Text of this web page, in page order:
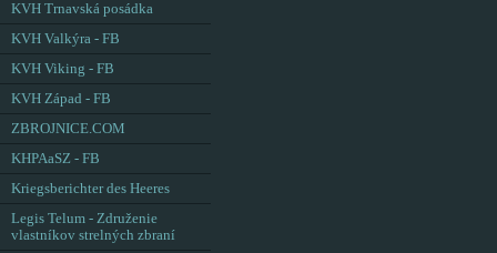
KVH Trnavská posádka
KVH Valkýra - FB
KVH Viking - FB
KVH Západ - FB
ZBROJNICE.COM
KHPAaSZ - FB
Kriegsberichter des Heeres
Legis Telum - Združenie
vlastníkov strelných zbraní